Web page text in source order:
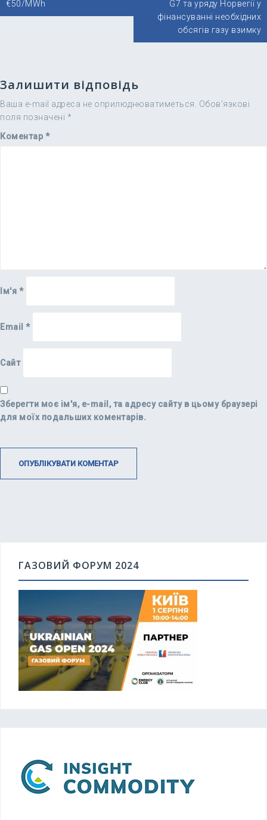
€50/MWh
G7 та уряду Норвегії у
фінансуванні необхідних
обсягів газу взимку
Залишити відповідь
Ваша e-mail адреса не оприлюднюватиметься.
Обов’язкові
поля позначені *
Коментар *
Ім'я *
Email *
Сайт
Зберегти моє ім'я, e-mail, та адресу сайту в цьому браузері
для моїх подальших коментарів.
ГАЗОВИЙ ФОРУМ 2024